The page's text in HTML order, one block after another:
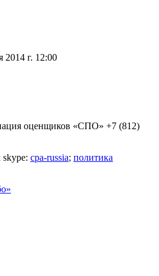
2014 г. 12:00
оценщиков «СПО» +7 (812)
skype: cpa-russia; политика